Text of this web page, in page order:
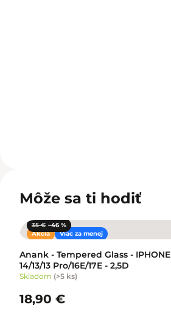
Môže sa ti hodiť
Akcia Viac za menej
35 € –46 %
Anank - Tempered Glass - IPHONE
14/13/13 Pro/16E/17E - 2,5D
Skladom (>5 ks)
18,90 €